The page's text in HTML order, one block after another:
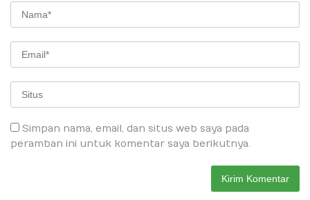
Simpan nama, email, dan situs web saya pada
peramban ini untuk komentar saya berikutnya.